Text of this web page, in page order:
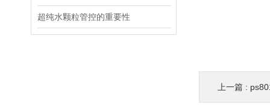
超纯水颗粒管控的重要性
上一篇 :